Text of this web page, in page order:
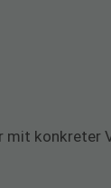
mit konkreter